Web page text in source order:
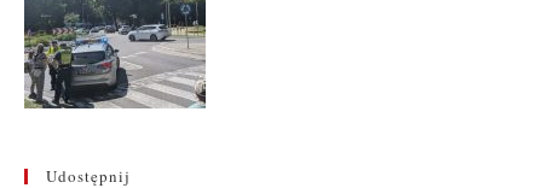
Udostępnij